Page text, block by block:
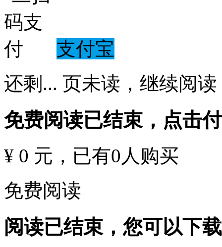
支付宝
还剩 ... 页未读， 继续阅读
免费阅读已结束，点击
¥ 0 元 ，已有0 人购买
免费阅读
阅读已结束，您可以下